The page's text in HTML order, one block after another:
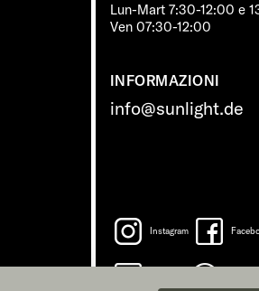
Lun-Mart 7:30-12:00 e
Ven 07:30-12:00
INFORMAZIONI
info@sunlight.de
Instagram